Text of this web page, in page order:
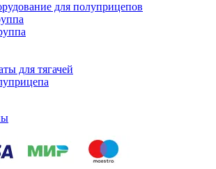
для полуприцепов
для тягачей